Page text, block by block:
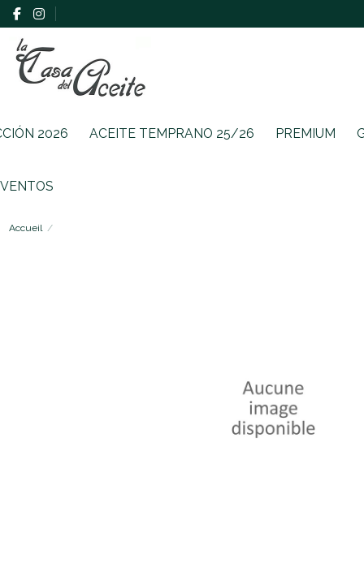
2026 ACEITE TEMPRANO 25/26 PREMIUM
Accueil